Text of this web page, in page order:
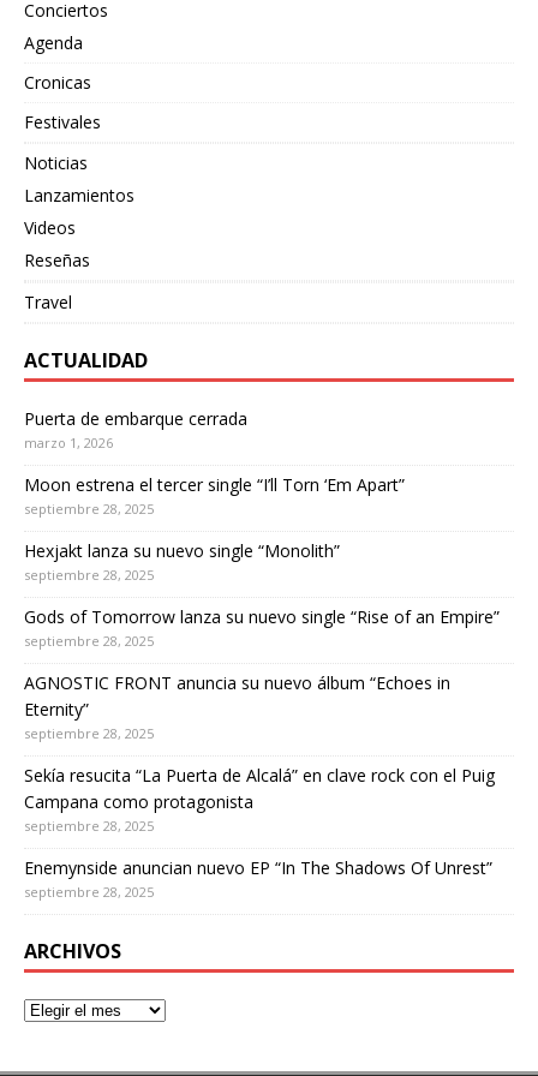
Conciertos
Agenda
Cronicas
Festivales
Noticias
Lanzamientos
Videos
Reseñas
Travel
ACTUALIDAD
Puerta de embarque cerrada
marzo 1, 2026
Moon estrena el tercer single “I’ll Torn ‘Em Apart”
septiembre 28, 2025
Hexjakt lanza su nuevo single “Monolith”
septiembre 28, 2025
Gods of Tomorrow lanza su nuevo single “Rise of an Empire”
septiembre 28, 2025
AGNOSTIC FRONT anuncia su nuevo álbum “Echoes in
Eternity”
septiembre 28, 2025
Sekía resucita “La Puerta de Alcalá” en clave rock con el Puig
Campana como protagonista
septiembre 28, 2025
Enemynside anuncian nuevo EP “In The Shadows Of Unrest”
septiembre 28, 2025
ARCHIVOS